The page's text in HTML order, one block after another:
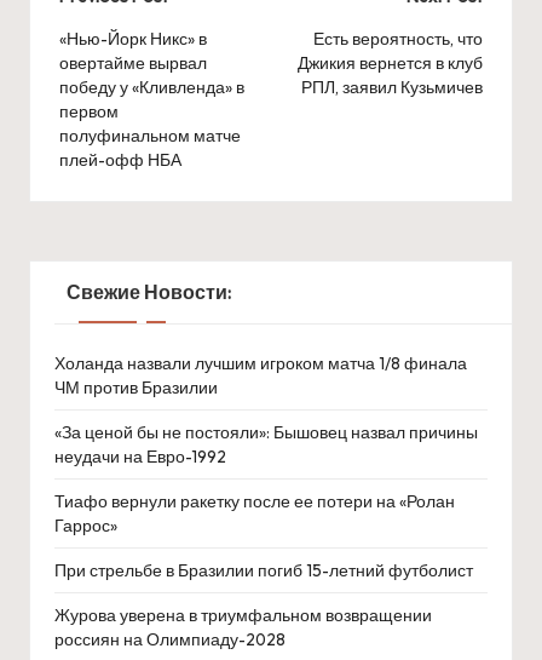
navigation
«Нью-Йорк Никс» в
овертайме вырвал
победу у «Кливленда» в
первом
полуфинальном матче
плей-офф НБА
Есть вероятность, что
Джикия вернется в клуб
РПЛ, заявил Кузьмичев
Свежие Новости:
Холанда назвали лучшим игроком матча 1/8 финала
ЧМ против Бразилии
«За ценой бы не постояли»: Бышовец назвал причины
неудачи на Евро-1992
Тиафо вернули ракетку после ее потери на «Ролан
Гаррос»
При стрельбе в Бразилии погиб 15-летний футболист
Журова уверена в триумфальном возвращении
россиян на Олимпиаду-2028